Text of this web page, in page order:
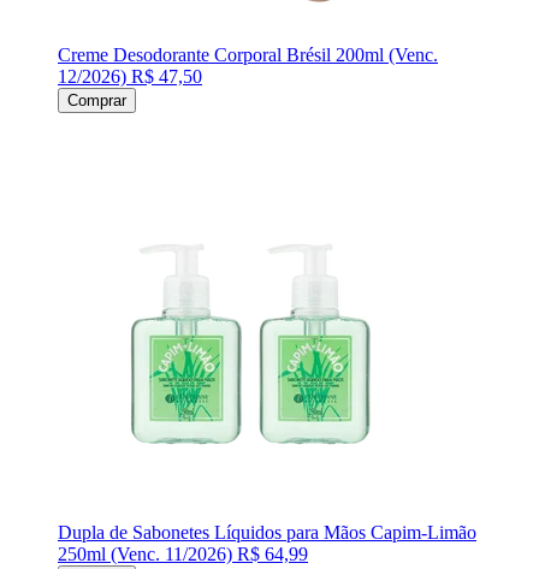
Creme Desodorante Corporal Brésil 200ml (Venc.
12/2026) R$ 47,50
Comprar
Dupla de Sabonetes Líquidos para Mãos Capim-Limão
250ml (Venc. 11/2026) R$ 64,99